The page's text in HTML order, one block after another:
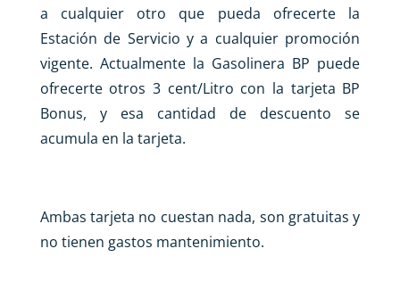
a cualquier otro que pueda ofrecerte la
Estación de Servicio y a cualquier promoción
vigente. Actualmente la Gasolinera BP puede
ofrecerte otros 3 cent/Litro con la tarjeta BP
Bonus, y esa cantidad de descuento se
acumula en la tarjeta.
Ambas tarjeta no cuestan nada, son gratuitas y
no tienen gastos mantenimiento.